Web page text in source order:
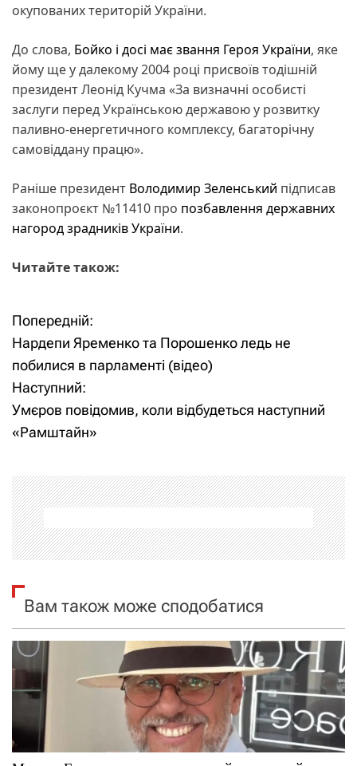
окупованих територій України.
До слова, Бойко і досі має звання Героя України, яке
йому ще у далекому 2004 році присвоїв тодішній
президент Леонід Кучма «За визначні особисті
заслуги перед Українською державою у розвитку
паливно-енергетичного комплексу, багаторічну
самовіддану працю».
Раніше президент Володимир Зеленський підписав
законопроєкт №11410 про позбавлення державних
нагород зрадників України.
Читайте також:
Н
а
в
і
а
ц
і
я
з
а
и
Попередній:
Нардепи Яременко та Порошенко ледь не
побилися в парламенті (відео)
Наступний:
Умєров повідомив, коли відбудеться наступний
«Рамштайн»
Вам також може сподобатися